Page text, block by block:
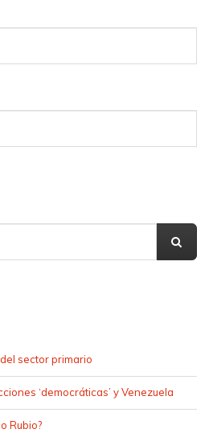
sector primario
‘democráticas’ y Venezuela
Rubio?